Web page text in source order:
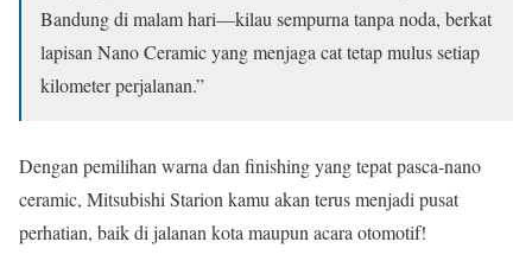
Bandung di malam hari—kilau sempurna tanpa noda, berkat
lapisan Nano Ceramic yang menjaga cat tetap mulus setiap
kilometer perjalanan.”
Dengan pemilihan warna dan finishing yang tepat pasca-nano
ceramic, Mitsubishi Starion kamu akan terus menjadi pusat
perhatian, baik di jalanan kota maupun acara otomotif!